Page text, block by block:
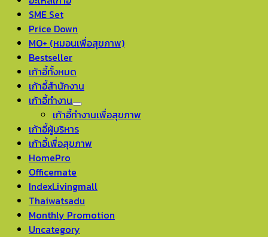
SME Set
Price Down
MO+ (หมอนเพื่อสุขภาพ)
Bestseller
เก้าอี้ทั้งหมด
เก้าอี้สำนักงาน
เก้าอี้ทำงาน
เก้าอี้ทำงานเพื่อสุขภาพ
เก้าอี้ผู้บริหาร
เก้าอี้เพื่อสุขภาพ
HomePro
Officemate
IndexLivingmall
Thaiwatsadu
Monthly Promotion
Uncategory